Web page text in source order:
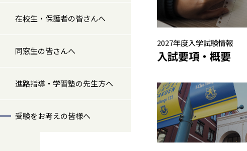
2027年度入学試験情報
入試要項・概要
在校生・保護者の皆さんへ
同窓生の皆さんへ
進路指導・学習塾の先生方へ
受験をお考えの皆様へ